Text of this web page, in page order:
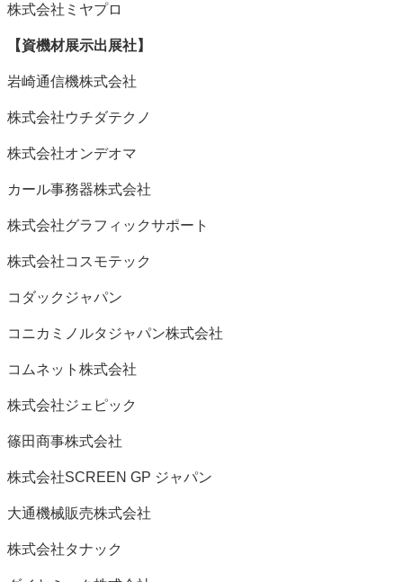
株式会社ミヤプロ
【資機材展示出展社】
岩崎通信機株式会社
株式会社ウチダテクノ
株式会社オンデオマ
カール事務器株式会社
株式会社グラフィックサポート
株式会社コスモテック
コダックジャパン
コニカミノルタジャパン株式会社
コムネット株式会社
株式会社ジェピック
篠田商事株式会社
株式会社SCREEN GP ジャパン
大通機械販売株式会社
株式会社タナック